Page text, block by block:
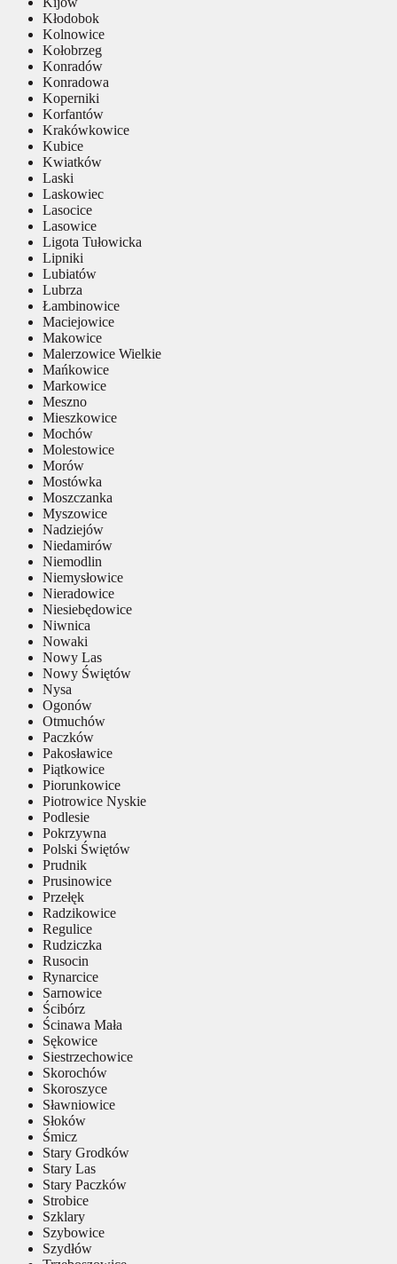
Kłodobok
Kolnowice
Kołobrzeg
Konradów
Konradowa
Koperniki
Korfantów
Krakówkowice
Kubice
Kwiatków
Laski
Laskowiec
Lasocice
Lasowice
Ligota Tułowicka
Lipniki
Lubiatów
Lubrza
Łambinowice
Maciejowice
Makowice
Malerzowice Wielkie
Mańkowice
Markowice
Meszno
Mieszkowice
Mochów
Molestowice
Morów
Mostówka
Moszczanka
Myszowice
Nadziejów
Niedamirów
Niemodlin
Niemysłowice
Nieradowice
Niesiebędowice
Niwnica
Nowaki
Nowy Las
Nowy Świętów
Nysa
Ogonów
Otmuchów
Paczków
Pakosławice
Piątkowice
Piorunkowice
Piotrowice Nyskie
Podlesie
Pokrzywna
Polski Świętów
Prudnik
Prusinowice
Przełęk
Radzikowice
Regulice
Rudziczka
Rusocin
Rynarcice
Sarnowice
Ścibórz
Ścinawa Mała
Sękowice
Siestrzechowice
Skorochów
Skoroszyce
Sławniowice
Słoków
Śmicz
Stary Grodków
Stary Las
Stary Paczków
Strobice
Szklary
Szybowice
Szydłów